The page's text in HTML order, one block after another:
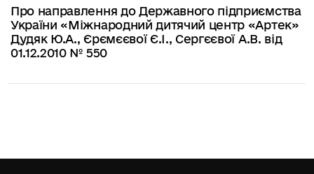
Про направлення до Державного підприємства
України «Міжнародний дитячий центр «Артек»
Дудяк Ю.А., Єрємєєвої Є.І., Сергєєвої А.В. від
01.12.2010 № 550